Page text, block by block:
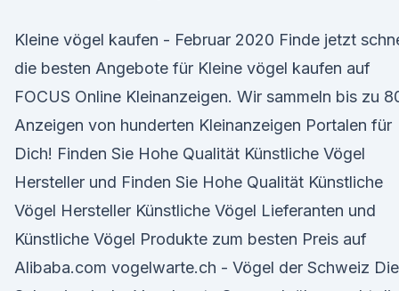
Kleine vögel kaufen - Februar 2020 Finde jetzt
die besten Angebote für Kleine vögel kaufen auf
FOCUS Online Kleinanzeigen. Wir sammeln bis zu
Anzeigen von hunderten Kleinanzeigen Portalen für
Dich! Finden Sie Hohe Qualität Künstliche Vögel
Hersteller und Finden Sie Hohe Qualität Künstliche
Vögel Hersteller Künstliche Vögel Lieferanten und
Künstliche Vögel Produkte zum besten Preis auf
Alibaba.com vogelwarte.ch - Vögel der Schweiz Die